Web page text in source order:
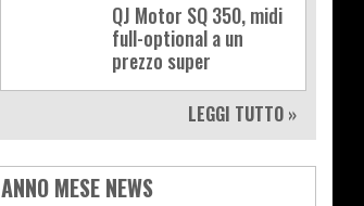
QJ Motor SQ 350, midi
full-optional a un
prezzo super
LEGGI TUTTO »
ANNO MESE NEWS